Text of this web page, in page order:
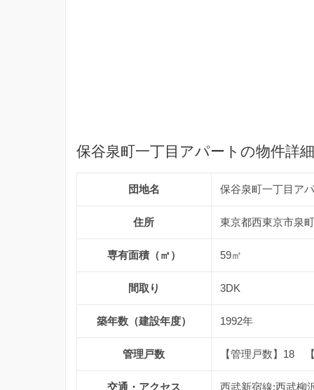
保谷泉町一丁目アパートの物件詳細
団地名 保谷泉町一丁目ア
住所 東京都西東京市泉
専有面積（㎡） 59㎡
間取り 3DK
築年数（建設年度） 1992年
管理戸数 【管理戸数】18
交通・アクセス 西武新宿線:西武柳